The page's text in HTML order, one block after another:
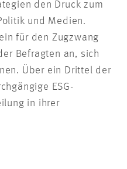
den Druck zum
und Medien.
für den Zugzwang
Befragten an, sich
Über ein Drittel der
ESG-
in ihrer